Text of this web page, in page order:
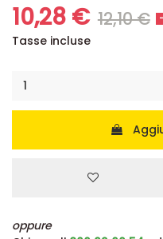
10,28 € 12,10 €
Tasse incluse
oppure